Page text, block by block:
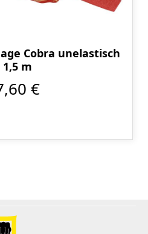
Cobra unelastisch
1,5 m
€